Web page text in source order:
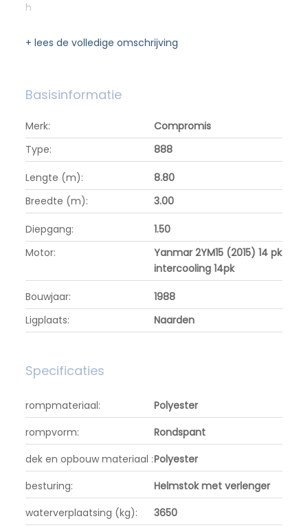
h
+ lees de volledige omschrijving
Basisinformatie
Merk:
Compromis
Type:
888
Lengte (m):
8.80
Breedte (m):
3.00
Diepgang:
1.50
Motor:
Yanmar 2YM15 (2015) 14 pk
intercooling 14pk
Bouwjaar:
1988
Ligplaats:
Naarden
Specificaties
rompmateriaal:
Polyester
rompvorm:
Rondspant
dek en opbouw materiaal :Polyester
besturing:
Helmstok met verlenger
waterverplaatsing (kg):
3650